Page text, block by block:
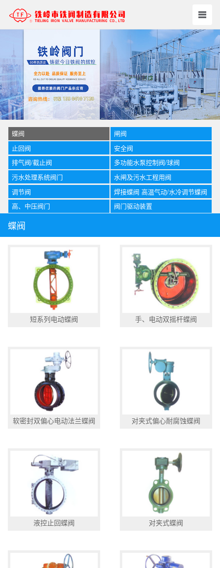
蝶阀
闸阀
止回阀
安全阀
排气阀/截止阀
多功能水泵控制阀/球阀
污水处理系统阀门
水闸及污水工程用阀
调节阀
焊接蝶阀 高温气动/水冷调节蝶阀
高、中压阀门
阀门驱动装置
蝶阀
短系列电动蝶阀 手、电动双摇杆蝶阀
软密封双偏心电动法兰蝶阀 对夹式偏心耐腐蚀蝶阀
液控止回蝶阀 对夹式蝶阀